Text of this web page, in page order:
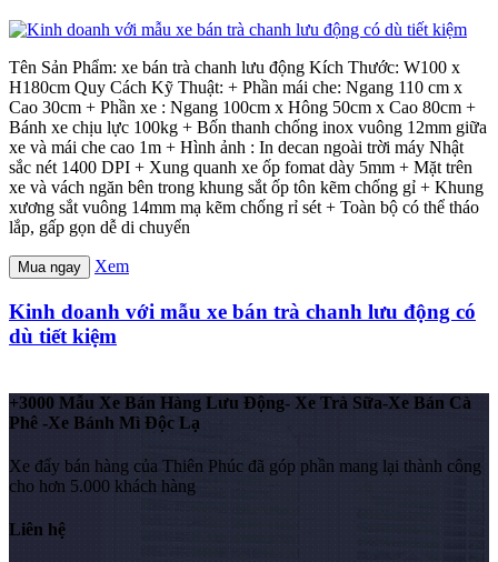
Tên Sản Phẩm: xe bán trà chanh lưu động Kích Thước: W100 x
H180cm Quy Cách Kỹ Thuật: + Phần mái che: Ngang 110 cm x
Cao 30cm + Phần xe : Ngang 100cm x Hông 50cm x Cao 80cm +
Bánh xe chịu lực 100kg + Bốn thanh chống inox vuông 12mm giữa
xe và mái che cao 1m + Hình ảnh : In decan ngoài trời máy Nhật
sắc nét 1400 DPI + Xung quanh xe ốp fomat dày 5mm + Mặt trên
xe và vách ngăn bên trong khung sắt ốp tôn kẽm chống gỉ + Khung
xương sắt vuông 14mm mạ kẽm chống rỉ sét + Toàn bộ có thể tháo
lắp, gấp gọn dễ di chuyển
Mua ngay Xem
Kinh doanh với mẫu xe bán trà chanh lưu động có
dù tiết kiệm
+3000 Mẫu Xe Bán Hàng Lưu Động- Xe Trà Sữa-Xe Bán Cà
Phê -Xe Bánh Mì Độc Lạ
Xe đẩy bán hàng của Thiên Phúc đã góp phần mang lại thành công
cho hơn 5.000 khách hàng
Liên hệ